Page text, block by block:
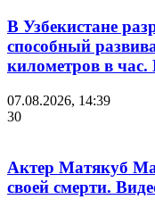
В Узбекистане
способный
километров в час.
07.08.2026, 14:39
30
Актер Матякуб
своей смерти.